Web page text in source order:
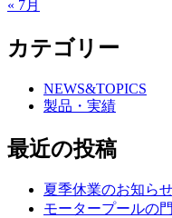
« 7月
カテゴリー
NEWS&TOPICS
製品・実績
最近の投稿
夏季休業のお知ら
モータープールの